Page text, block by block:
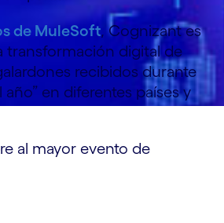
de MuleSoft, Cognizant es
transformación digital de
recibidos durante
en diferentes países y
al mayor evento de